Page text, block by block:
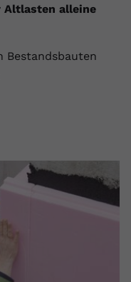
Altlasten alleine
Bestandsbauten